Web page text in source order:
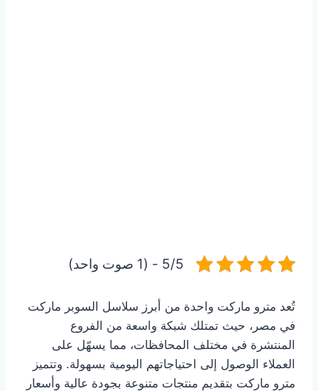
5/5 - (1 صوت واحد)
تُعد مترو ماركت واحدة من أبرز سلاسل السوبر ماركت
في مصر، حيث تمتلك شبكة واسعة من الفروع
المنتشرة في مختلف المحافظات، مما يسهّل على
العملاء الوصول إلى احتياجاتهم اليومية بسهولة. وتتميز
مترو ماركت بتقديم منتجات متنوعة بجودة عالية وأسعار